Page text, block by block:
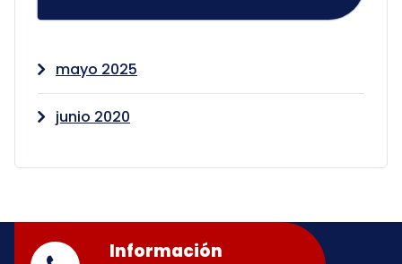
mayo 2025
junio 2020
Información